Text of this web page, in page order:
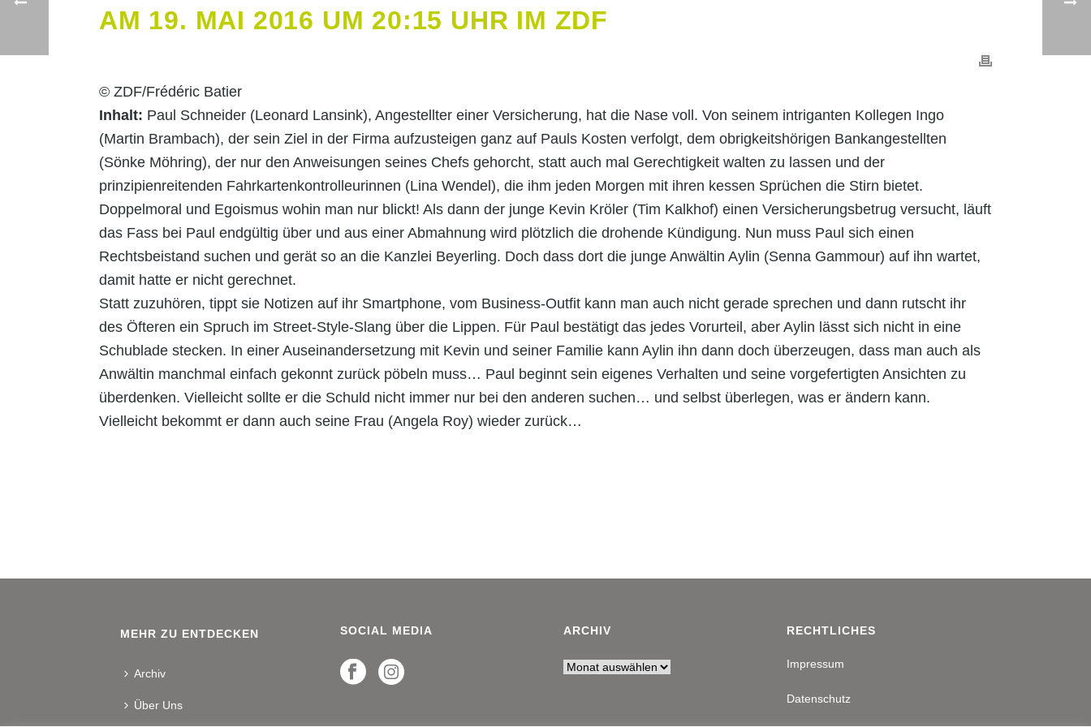
AM 19. MAI 2016 UM 20:15 UHR IM ZDF
© ZDF/Frédéric Batier
Inhalt: Paul Schneider (Leonard Lansink), Angestellter einer Versicherung, hat die Nase voll. Von seinem intriganten Kollegen Ingo
(Martin Brambach), der sein Ziel in der Firma aufzusteigen ganz auf Pauls Kosten verfolgt, dem obrigkeitshörigen Bankangestellten
(Sönke Möhring), der nur den Anweisungen seines Chefs gehorcht, statt auch mal Gerechtigkeit walten zu lassen und der
prinzipienreitenden Fahrkartenkontrolleurinnen (Lina Wendel), die ihm jeden Morgen mit ihren kessen Sprüchen die Stirn bietet.
Doppelmoral und Egoismus wohin man nur blickt! Als dann der junge Kevin Kröler (Tim Kalkhof) einen Versicherungsbetrug versucht, läuft
das Fass bei Paul endgültig über und aus einer Abmahnung wird plötzlich die drohende Kündigung. Nun muss Paul sich einen
Rechtsbeistand suchen und gerät so an die Kanzlei Beyerling. Doch dass dort die junge Anwältin Aylin (Senna Gammour) auf ihn wartet,
damit hatte er nicht gerechnet.
Statt zuzuhören, tippt sie Notizen auf ihr Smartphone, vom Business-Outfit kann man auch nicht gerade sprechen und dann rutscht ihr
des Öfteren ein Spruch im Street-Style-Slang über die Lippen. Für Paul bestätigt das jedes Vorurteil, aber Aylin lässt sich nicht in eine
Schublade stecken. In einer Auseinandersetzung mit Kevin und seiner Familie kann Aylin ihn dann doch überzeugen, dass man auch als
Anwältin manchmal einfach gekonnt zurück pöbeln muss… Paul beginnt sein eigenes Verhalten und seine vorgefertigten Ansichten zu
überdenken. Vielleicht sollte er die Schuld nicht immer nur bei den anderen suchen… und selbst überlegen, was er ändern kann.
Vielleicht bekommt er dann auch seine Frau (Angela Roy) wieder zurück…
MEHR ZU ENTDECKEN
Archiv
Über Uns
SOCIAL MEDIA ARCHIV RECHTLICHES
Impressum
Datenschutz